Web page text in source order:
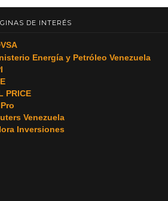
DE INTERÉS
Energía y Petróleo Venezuela
PRICE
Venezuela
Inversiones